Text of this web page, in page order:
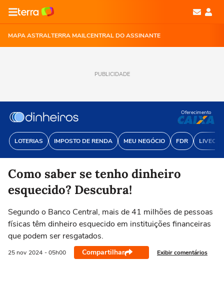
MAPA ASTRALTERRA MAILCENTRAL DO ASSINANTE
PUBLICIDADE
LOTERIAS IMPOSTO DE RENDA MEU NEGÓCIO FDR
Oferecimento
Como saber se tenho dinheiro
esquecido? Descubra!
Segundo o Banco Central, mais de 41 milhões de pessoas
físicas têm dinheiro esquecido em instituições financeiras
que podem ser resgatados.
25 nov 2024 - 05h00 Compartilhar Exibir comentários